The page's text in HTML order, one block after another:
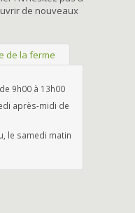
de nouveaux
de la ferme
9h00 à 13h00
après-midi de
le samedi matin